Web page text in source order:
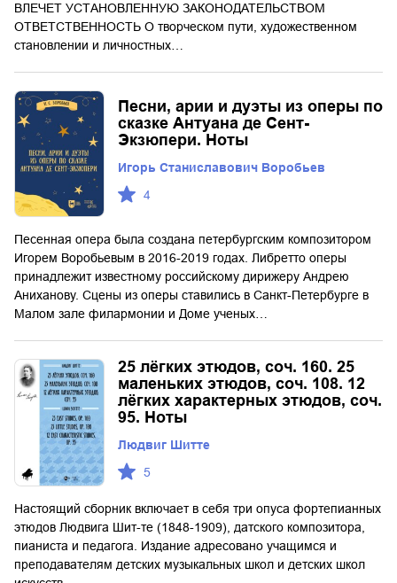
ВЛЕЧЕТ УСТАНОВЛЕННУЮ ЗАКОНОДАТЕЛЬСТВОМ
ОТВЕТСТВЕННОСТЬ О творческом пути, художественном
становлении и личностных…
Песни, арии и дуэты из оперы по
сказке Антуана де Сент-
Экзюпери. Ноты
Игорь Станиславович Воробьев
4
Песенная опера была создана петербургским композитором
Игорем Воробьевым в 2016-2019 годах. Либретто оперы
принадлежит известному российскому дирижеру Андрею
Аниханову. Сцены из оперы ставились в Санкт-Петербурге в
Малом зале филармонии и Доме ученых…
25 лёгких этюдов, соч. 160. 25
маленьких этюдов, соч. 108. 12
лёгких характерных этюдов, соч.
95. Ноты
Людвиг Шитте
5
Настоящий сборник включает в себя три опуса фортепианных
этюдов Людвига Шит-те (1848-1909), датского композитора,
пианиста и педагога. Издание адресовано учащимся и
преподавателям детских музыкальных школ и детских школ